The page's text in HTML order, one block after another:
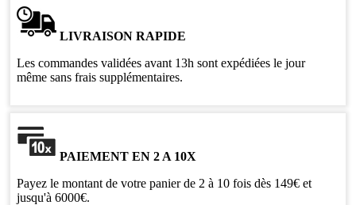
LIVRAISON RAPIDE
Les commandes validées avant 13h sont expédiées le jour
même sans frais supplémentaires.
PAIEMENT EN 2 A 10X
Payez le montant de votre panier de 2 à 10 fois dès 149€ et
jusqu'à 6000€.